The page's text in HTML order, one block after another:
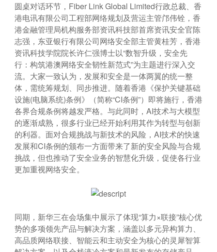
圆桌对话环节，Fiber Link Global Limited行政总裁、香
港电讯有限公司工程部网络规划及营运主管邝伟铨，香
港金融管理局机构服务部资讯科技部首席资讯安全官陈
志强，东亚银行有限公司网络安全部主管黄桂芳，香港
资讯科技学院院长许仁强博士以“数智升级，安全先
行：构筑港澳网络安全韧性新范式”为主题进行深入交
流。大家一致认为，发展和安全是一体两翼的统一整
体，需统筹规划、同步推进。随着香港《保护关键基础
设施(电脑系统)条例》（简称“CI条例”）即将施行，香港
各界合规条例将越发严格。与此同时，AI技术与大模型
的逐渐成熟，很多行业已经开始利用其作为转型与创新
的利器。面对合规挑战与新技术的风险，AI技术的快速
发展和CI条例的颁布一方面带来了新的安全风险与合规
挑战，但也推动了安全业务的智慧化升级，促使各行业
更加重视网络安全。
同期，新华三在会场集中展示了体现“算力×联接”核心优
势的多项领先产品与解决方案，涵盖以多元异构算力、
高品质网络联接、智能云和主动安全为核心的灵犀智算